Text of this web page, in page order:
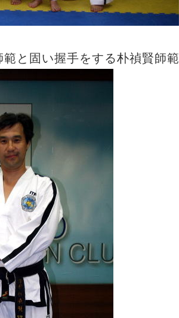
と固い握手をする朴禎賢師範